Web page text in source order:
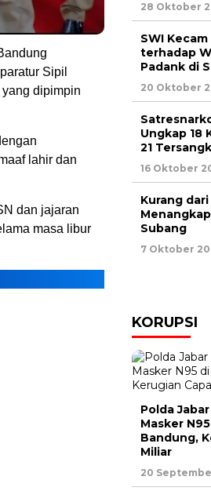
Sipil
dipimpin
lahir dan
dan jajaran
masa libur
28 Oktober
SWI
terhadap
Padank di
20 Oktober
Ungkap 18
21
16 Oktober
Kurang
Subang
7 Oktober
KORUPSI
Polda
Masker
Bandung,
Miliar
20